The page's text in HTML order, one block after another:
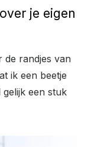
je eigen
de randjes van
ik een beetje
een stuk